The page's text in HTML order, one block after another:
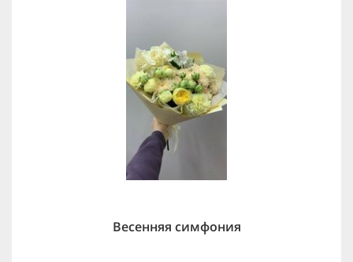
Весенняя симфония